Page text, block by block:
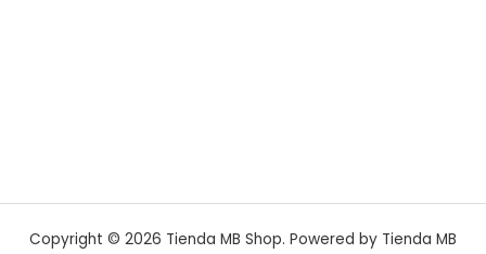
Copyright © 2026 Tienda MB Shop. Powered by Tienda MB